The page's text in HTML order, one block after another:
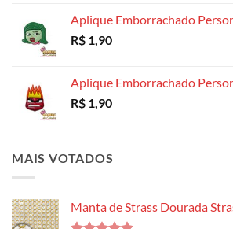
Aplique Emborrachado
R$ 1,90
Aplique Emborrachado
R$ 1,90
MAIS VOTADOS
Manta de Strass Dourada